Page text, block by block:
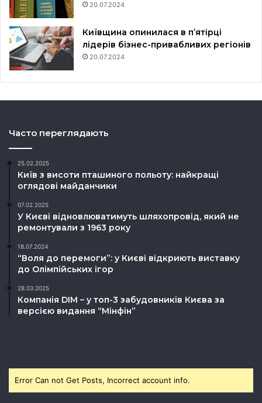
20.07.2024
Київщина опинилася в пʼятірці
лідерів бізнес-привабливих регіонів
20.07.2024
Часто переглядають
25.02.2025
Київ з висоти пташиного польоту: найкращі
оглядові майданчики
07.02.2025
У Києві відновлюватимуть шляхопровід, який не
ремонтували з 1963 року
18.07.2024
“Воля до перемоги”: у Києві відкриють виставку
до Олімпійських ігор
28.03.2025
Компанія DIM – у топ-3 забудовників Києва за
версією видання “Мінфін”
Error Can not Get Posts, Incorrect account info.